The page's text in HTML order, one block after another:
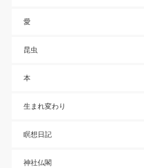
愛
昆虫
本
生まれ変わり
瞑想日記
神社仏閣